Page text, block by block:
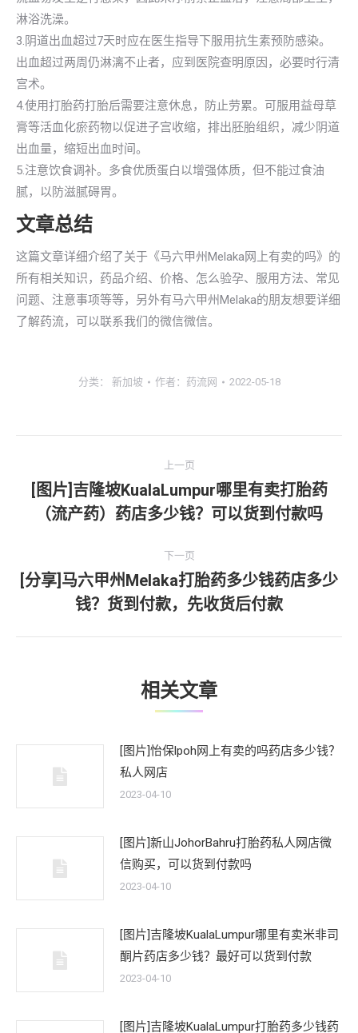
淋浴洗澡。
3.阴道出血超过7天时应在医生指导下服用抗生素预防感染。
出血超过两周仍淋漓不止者，应到医院查明原因，必要时行清
宫术。
4.使用打胎药打胎后需要注意休息，防止劳累。可服用益母草
膏等活血化瘀药物以促进子宫收缩，排出胚胎组织，减少阴道
出血量，缩短出血时间。
5.注意饮食调补。多食优质蛋白以增强体质，但不能过食油
腻，以防滋腻碍胃。
文章总结
这篇文章详细介绍了关于《马六甲州Melaka网上有卖的吗》的
所有相关知识，药品介绍、价格、怎么验孕、服用方法、常见
问题、注意事项等等，另外有马六甲州Melaka的朋友想要详细
了解药流，可以联系我们的微信微信。
分类： 新加坡 作者： 药流网 2022-05-18
章
上一页
一
[图片]吉隆坡KualaLumpur哪里有卖打胎药
（流产药）药店多少钱？可以货到付款吗
下一页
下
一
文
[分享]马六甲州Melaka打胎药多少钱药店多少
钱？货到付款，先收货后付款
相关文章
[图片]怡保lpoh网上有卖的吗药店多少钱？
私人网店
2023-04-10
[图片]新山JohorBahru打胎药私人网店微
信购买，可以货到付款吗
2023-04-10
[图片]吉隆坡KualaLumpur哪里有卖米非司
酮片药店多少钱？最好可以货到付款
2023-04-10
[图片]吉隆坡KualaLumpur打胎药多少钱药